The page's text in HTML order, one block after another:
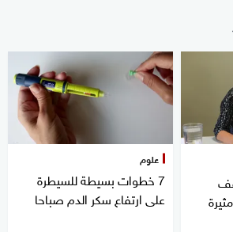
علوم
7 خطوات بسيطة للسيطرة
على ارتفاع سكر الدم صباحا